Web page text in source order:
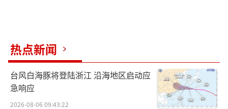
热点新闻
台风白海豚将登陆浙江 沿海地区启动应
急响应
2026-08-06 09:43:22